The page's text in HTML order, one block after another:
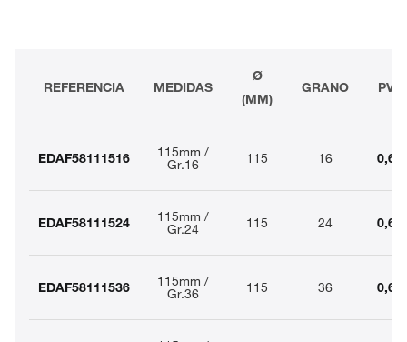
REFERENCIA MEDIDAS
Ø
(MM)
GRANO
EDAF58111516 115mm /
Gr.16 115 16
EDAF58111524 115mm /
Gr.24 115 24
EDAF58111536 115mm /
Gr.36 115 36